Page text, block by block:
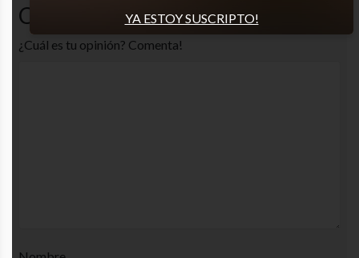
Comentarios
¿Cuál es tu opinión? Comenta!
YA ESTOY SUSCRIPTO!